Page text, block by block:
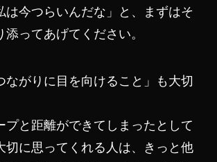
は今つらいんだな」と、まずはそ
ってあげてください。
ながりに目を向けること」も大切
プと距離ができてしまったとして
切に思ってくれる人は、きっと他